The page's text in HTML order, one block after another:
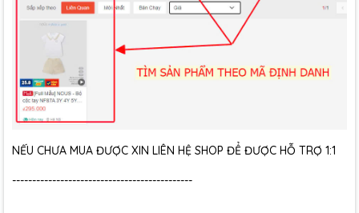
NẾU CHƯA MUA ĐƯỢC XIN LIÊN HỆ SHOP ĐỂ ĐƯỢC HỖ TRỢ 1:1
---------------------------------------------